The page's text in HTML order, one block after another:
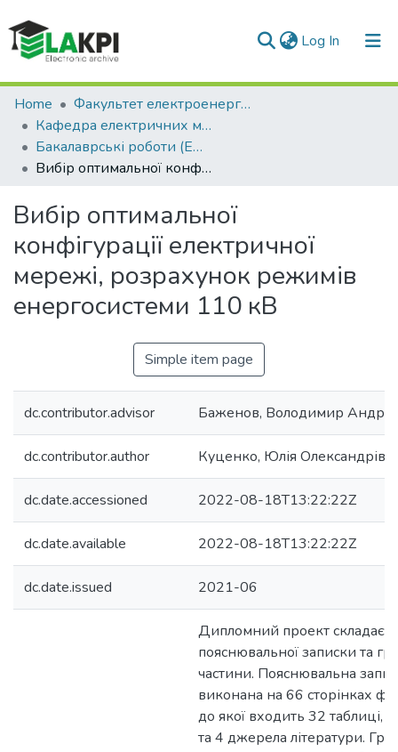
Log In (current)
Communities & Collections
All of DSpace
Statistics
Home
Факультет електроенерготехніки та автоматики (ФЕА)
Кафедра електричних мереж та систем (ЕМС)
Бакалаврські роботи (ЕМС)
Вибір оптимальної конфігурації електричної мережі, розрахунок режимів енергосистеми 110 кВ
Вибір оптимальної
конфігурації електричної
мережі, розрахунок режимів
енергосистеми 110 кВ
Simple item page
dc.contributor.advisor Баженов, Володимир
dc.contributor.author Куценко, Юлія
dc.date.accessioned 2022-08-18T13:22:22Z
dc.date.available 2022-08-18T13:22:22Z
dc.date.issued 2021-06
Дипломний проект
пояснювальної записки та
частини. Пояснювальна
виконана на 66 сторінках
до якої входить 32 таблиці,
та 4 джерела літератури.